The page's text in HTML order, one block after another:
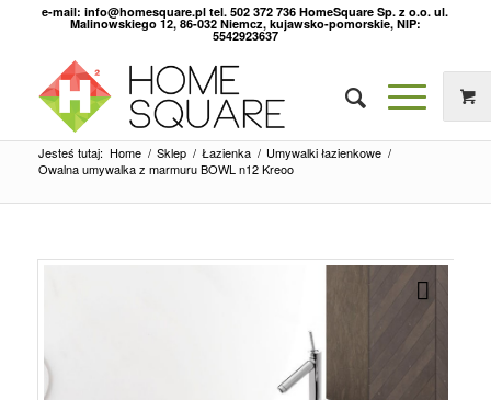
e-mail: info@homesquare.pl tel. 502 372 736 HomeSquare Sp. z o.o. ul.
Malinowskiego 12, 86-032 Niemcz, kujawsko-pomorskie, NIP:
5542923637
Jesteś tutaj: Home / Sklep / Łazienka / Umywalki łazienkowe /
Owalna umywalka z marmuru BOWL n12 Kreoo